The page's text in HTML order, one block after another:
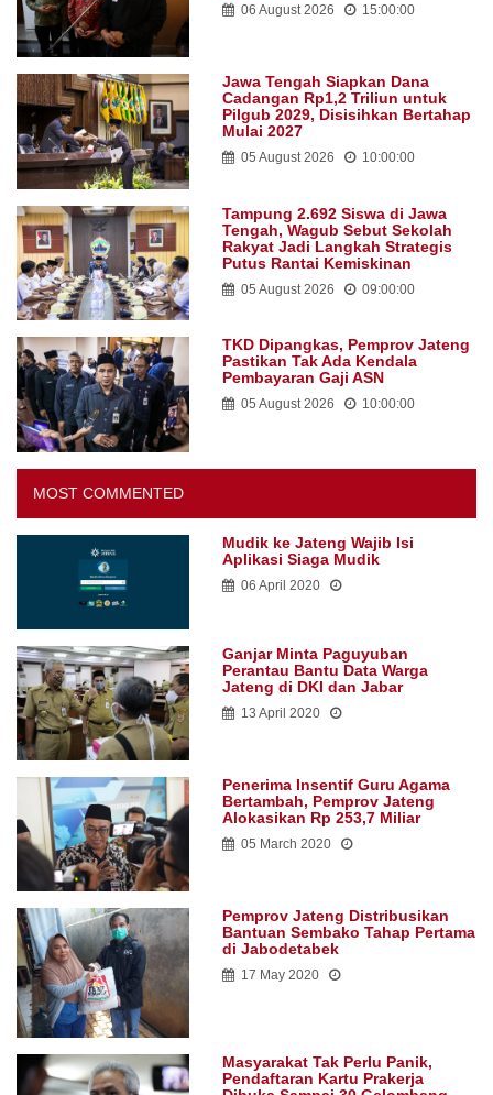
06 August 2026 15:00:00
Jawa Tengah Siapkan Dana
Cadangan Rp1,2 Triliun untuk
Pilgub 2029, Disisihkan Bertahap
Mulai 2027
05 August 2026 10:00:00
Tampung 2.692 Siswa di Jawa
Tengah, Wagub Sebut Sekolah
Rakyat Jadi Langkah Strategis
Putus Rantai Kemiskinan
05 August 2026 09:00:00
TKD Dipangkas, Pemprov Jateng
Pastikan Tak Ada Kendala
Pembayaran Gaji ASN
05 August 2026 10:00:00
MOST COMMENTED
Mudik ke Jateng Wajib Isi
Aplikasi Siaga Mudik
06 April 2020
Ganjar Minta Paguyuban
Perantau Bantu Data Warga
Jateng di DKI dan Jabar
13 April 2020
Penerima Insentif Guru Agama
Bertambah, Pemprov Jateng
Alokasikan Rp 253,7 Miliar
05 March 2020
Pemprov Jateng Distribusikan
Bantuan Sembako Tahap Pertama
di Jabodetabek
17 May 2020
Masyarakat Tak Perlu Panik,
Pendaftaran Kartu Prakerja